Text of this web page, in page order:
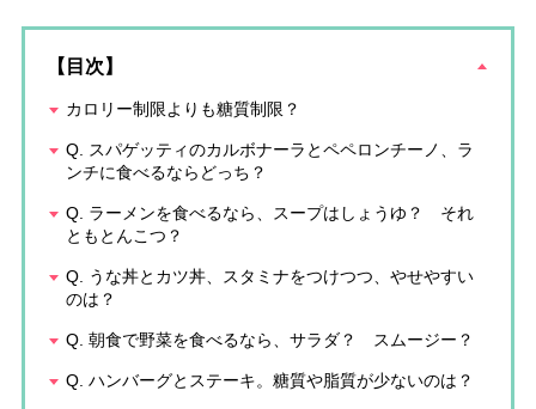
【目次】
カロリー制限よりも糖質制限？
Q. スパゲッティのカルボナーラとペペロンチーノ、ラ
ンチに食べるならどっち？
Q. ラーメンを食べるなら、スープはしょうゆ？ それ
ともとんこつ？
Q. うな丼とカツ丼、スタミナをつけつつ、やせやすい
のは？
Q. 朝食で野菜を食べるなら、サラダ？ スムージー？
Q. ハンバーグとステーキ。糖質や脂質が少ないのは？